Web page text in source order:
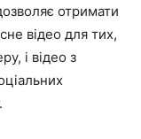
отримати
відео для тих,
і відео з